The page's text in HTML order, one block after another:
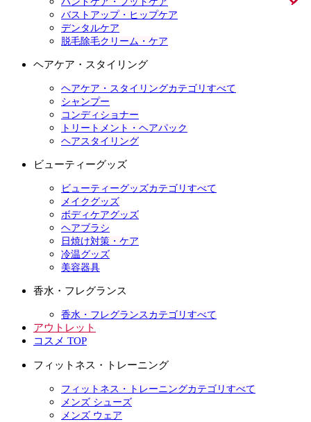
バストアップ・ヒップケア
デンタルケア
脱毛除毛クリーム・ケア
ヘアケア・スタイリング
ヘアケア・スタイリングカテゴリすべて
シャンプー
コンディショナー
トリートメント・ヘアパック
ヘアスタイリング
ビューティーグッズ
ビューティーグッズカテゴリすべて
メイクグッズ
ボディケアグッズ
ヘアブラシ
日焼け対策・ケア
冷温グッズ
美容器具
香水・フレグランス
香水・フレグランスカテゴリすべて
アウトレット
コスメ TOP
フィットネス・トレーニング
フィットネス・トレーニングカテゴリすべて
メンズ シューズ
メンズ ウェア